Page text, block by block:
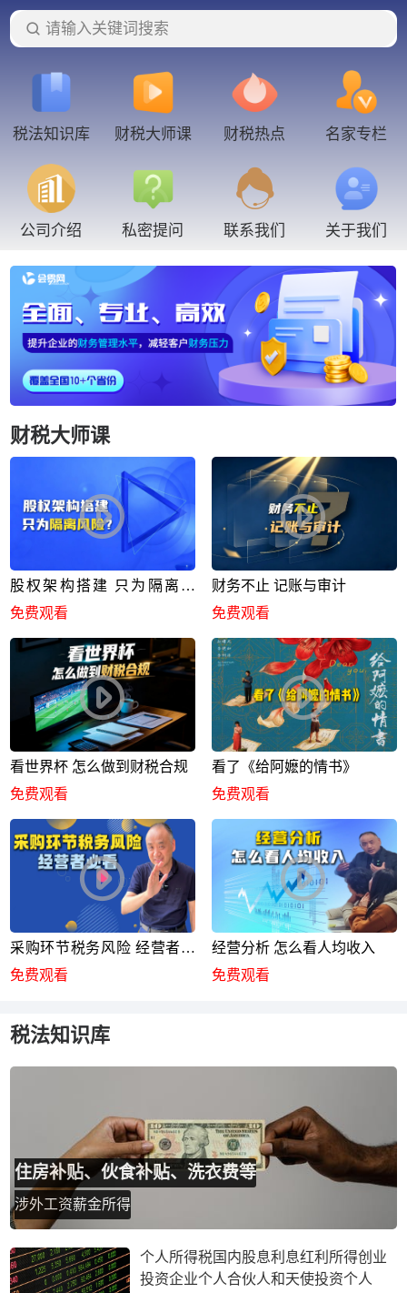
请输入关键词搜索
税法知识库 财税大师课 财税热点 名家专栏
公司介绍 私密提问 联系我们 关于我们
财税大师课
股权架构搭建 只为隔离风
险？
免费观看
财务不止 记账与审计
免费观看
看世界杯 怎么做到财税合规
免费观看
看了《给阿嬷的情书》
免费观看
采购环节税务风险 经营者必
看
免费观看
经营分析 怎么看人均收入
免费观看
税法知识库
住房补贴、伙食补贴、洗衣费等
涉外工资薪金所得
个人所得税国内股息利息红利所得创业
投资企业个人合伙人和天使投资个人